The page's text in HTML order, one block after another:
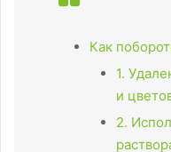
Как
1.
и
2.